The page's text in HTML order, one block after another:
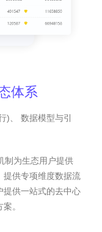
体系
)、 数据模型与引
制为生态用户提供
提供专项维度数据流
提供一站式的去中心
。